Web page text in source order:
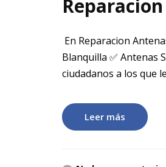
En Reparacion
Blanquilla ✅ Antenas
ciudadanos a los que
Leer más